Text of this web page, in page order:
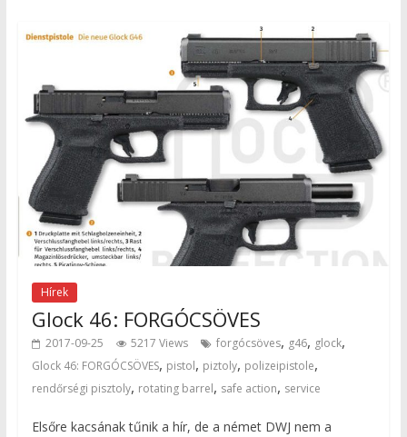
Hírek
Glock 46: FORGÓCSÖVES
2017-09-25 5217 Views forgócsöves, g46, glock,
Glock 46: FORGÓCSÖVES, pistol, piztoly, polizeipistole,
rendőrségi pisztoly, rotating barrel, safe action, service
Elsőre kacsának tűnik a hír, de a német DWJ nem a